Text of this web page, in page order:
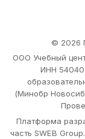
© 2026
ООО Учебный
ИНН
(Минобр
Платформа
часть SWEB